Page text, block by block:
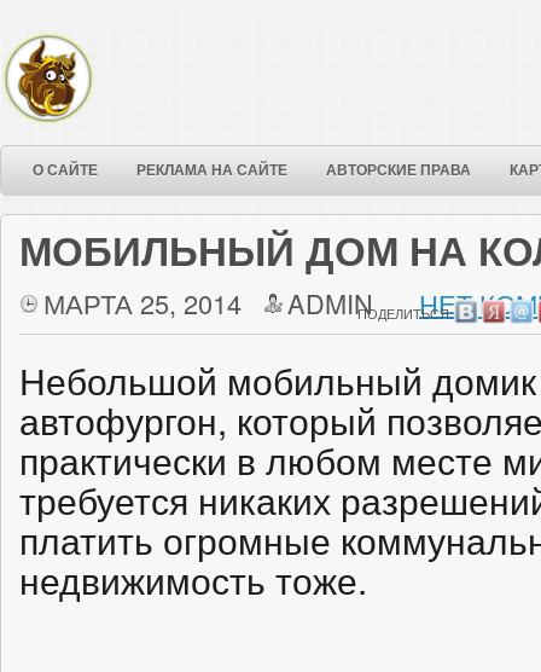
О САЙТЕ РЕКЛАМА НА САЙТЕ АВТОРСКИЕ ПРАВА
МОБИЛЬНЫЙ ДОМ НА
МАРТА 25, 2014 ADMIN НЕТ
ПОДЕЛИТЬСЯ:
Небольшой мобильный домик
автофургон, который
практически в любом месте
требуется никаких
платить огромные
недвижимость тоже.